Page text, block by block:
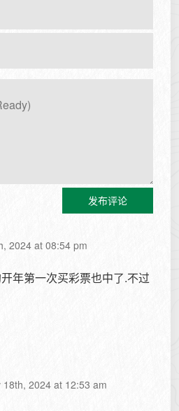
发布评论
2024 at 08:54 pm
年第一次买彩票也中了.不过
18th, 2024 at 12:53 am